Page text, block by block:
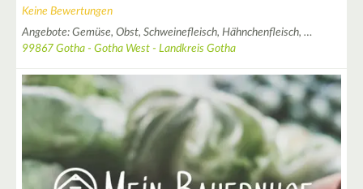
Keine Bewertungen
Angebote: Gemüse, Obst, Schweinefleisch, Hähnchenfleisch, …
99867 Gotha - Gotha West - Landkreis Gotha
2
4